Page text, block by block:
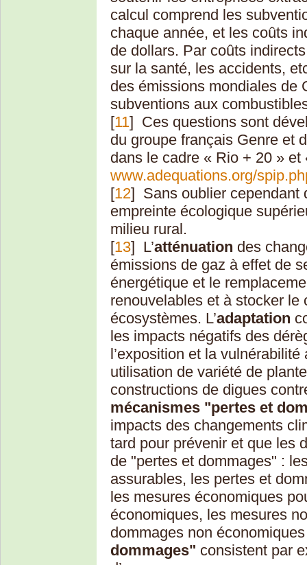
calcul comprend les
chaque année, et les coûts
de dollars. Par coûts
sur la santé, les accidents,
des émissions mondiales de
subventions aux
[11] Ces questions sont
du groupe français Genre et
dans le cadre « Rio + 20 » et
www.adequations.org/
[12] Sans oublier cependant
empreinte écologique
milieu rural.
[13] L’atténuation des
émissions de gaz à effet de
énergétique et le
renouvelables et à stocker le
écosystèmes. L’adaptation
les impacts négatifs des
l’exposition et la
utilisation de variété de
constructions de digues
mécanismes "pertes et
impacts des changements
tard pour prévenir et que les
de "pertes et dommages" :
assurables, les pertes et
les mesures économiques
économiques, les mesures
dommages non
dommages" consistent par